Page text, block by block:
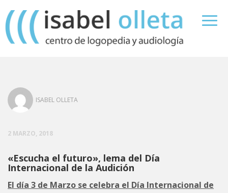
ISABEL OLLETA
2 MARZO, 2018
«Escucha el futuro», lema del Día
Internacional de la Audición
El día 3 de Marzo se celebra el Día Internacional de